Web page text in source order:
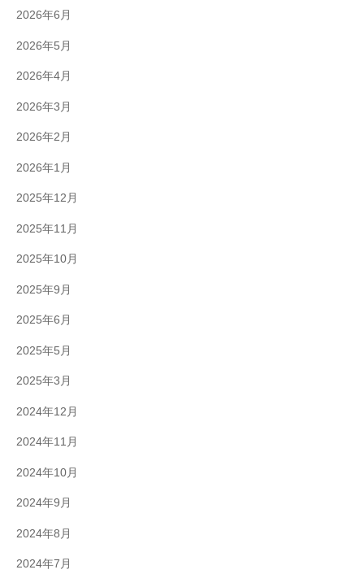
2026年6月
2026年5月
2026年4月
2026年3月
2026年2月
2026年1月
2025年12月
2025年11月
2025年10月
2025年9月
2025年6月
2025年5月
2025年3月
2024年12月
2024年11月
2024年10月
2024年9月
2024年8月
2024年7月